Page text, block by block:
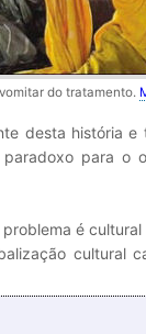
do tratamento.
desta história
para o
é
cultural